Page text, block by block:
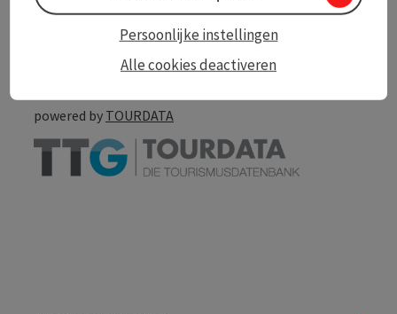
PDF aanmaken
Bijdrage printen
In de buurt
powered by TOURDATA
Alle cookies deactiveren
Persoonlijke instellingen